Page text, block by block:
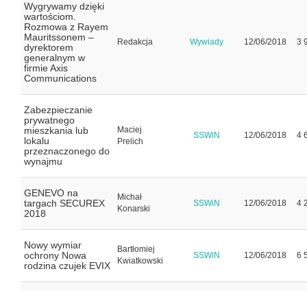
Wygrywamy dzięki
wartościom.
Rozmowa z Rayem
Mauritssonem –
dyrektorem
generalnym w
firmie Axis
Communications
Redakcja Wywiady 12/06/2018 3
Zabezpieczanie
prywatnego
mieszkania lub
lokalu
przeznaczonego do
wynajmu
Maciej
Prelich
SSWiN 12/06/2018 4
GENEVO na
targach SECUREX
2018
Michał
Konarski
SSWiN 12/06/2018 4
Nowy wymiar
ochrony Nowa
rodzina czujek EVIX
Bartłomiej
Kwiatkowski
SSWiN 12/06/2018 6